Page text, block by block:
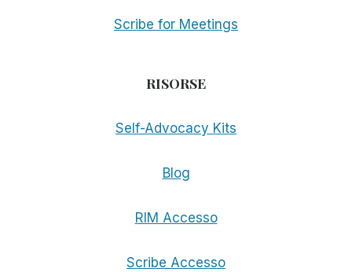
Scribe for Meetings
RISORSE
Self-Advocacy Kits
Blog
RIM Accesso
Scribe Accesso